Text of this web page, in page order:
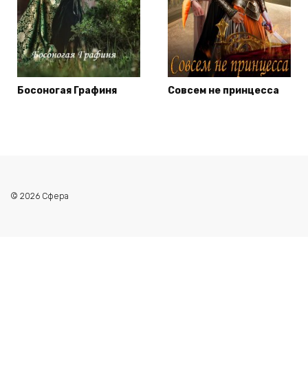
Босоногая Графиня Совсем не принцесса
© 2026 Сфера